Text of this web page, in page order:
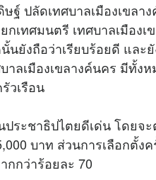
ฐ์ ปลัดเทศบาลเมืองเขลา
กเทศมนตรี เทศบาลเมืองเ
ยังถือว่าเรียบร้อยดี และ
าลเมืองเขลางค์นคร มีทั้ง
วเรือน
ระชาธิปไตยดีเด่น โดยจ
บาท ส่วนการเลือกตั้ง
กว่าร้อยละ 70